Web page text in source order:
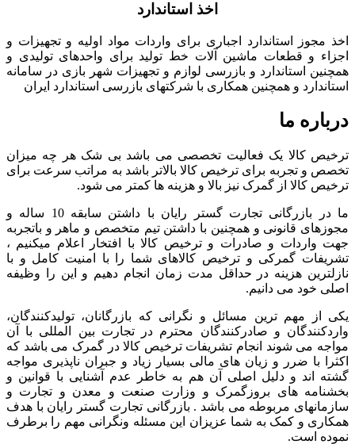
اخذ استاندارد
اخذ مجوز استاندارد اجباری برای واردات مواد اولیه و تجهیزات و
اجزاء و قطعات ماشین آلات خط تولید برای واحدهای تولیدی و
همچنین استاندارد و بازرسی لوازم و تجهیزات شهر بازی در سامانه
استاندارد و همچنین همکاری با شرکتهای بازرسی استاندارد ایران
درباره ما
ترخیص کالا یک فعالیت تخصصی می باشد بی شک هر چه میزان
تخصص و تجربه برای ترخیص کالا بالاتر باشد به مراتب سرعت برای
ترخیص کالا از گمرک نیز بالا و هزینه ها کمتر می شود.
ما در بازرگانی تجارت گستر رایان با داشتن سابقه 10 ساله و
مجوزهای قانونی و همچنین با داشتن تیم متخصص و ماهر و باتجربه
جهت واردات و صادرات و ترخیص کالا با افتخار اعلام میکنیم ،
تشریفات گمرکی و ترخیص کالاهای شما را با امنیت کامل و با
نازلترین هزینه در حداقل مدت زمان انجام دهیم و این را وظیفه
اصلی خود می دانیم.
یکی از مهم ترین مسائل و نگرانی که بازرگانان، تولیدکنندگان،
واردکنندگان و صادرکنندگان محترم در تجارت بین المللی با آن
مواجه می شوند انجام تشریفات ترخیص کالا در گمرک می باشد که
اکثرا با ضرر و زیان های مالی بسیار زیاد و جبران ناپذیری مواجه
گشته اند و دلیل اصلی آن هم به خاطر عدم آشنایی با قوانین و
بخشنامه های بروزگمرک و وزارت صنعت و معدن و تجارت و
سازمانهای مربوطه می باشد . بازرگانی تجارت گستر رایان با هدف
همکاری و کمک به شما عزیزان این مسئله ونگرانی مهم را برطرف
نموده است.